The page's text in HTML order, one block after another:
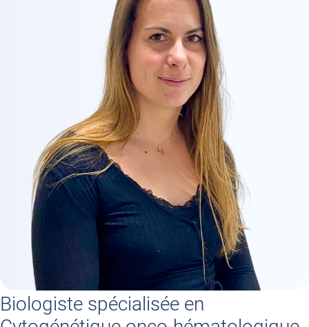
Biologiste spécialisée en